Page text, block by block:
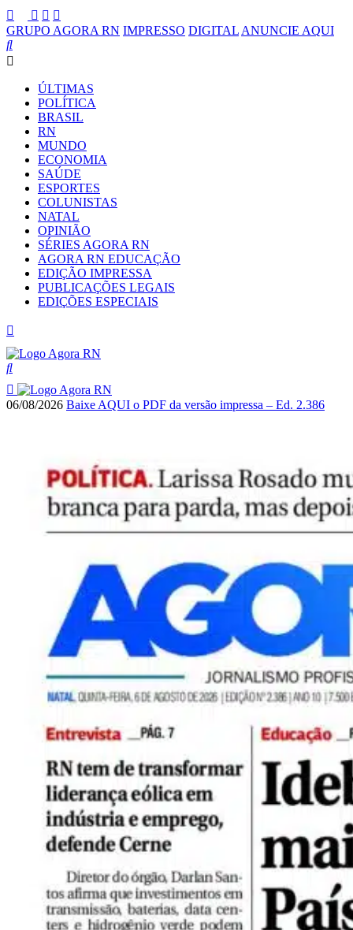
GRUPO AGORA RN IMPRESSO DIGITAL ANUNCIE AQUI
ÚLTIMAS
POLÍTICA
BRASIL
RN
MUNDO
ECONOMIA
SAÚDE
ESPORTES
COLUNISTAS
NATAL
OPINIÃO
SÉRIES AGORA RN
AGORA RN EDUCAÇÃO
EDIÇÃO IMPRESSA
PUBLICAÇÕES LEGAIS
EDIÇÕES ESPECIAIS
06/08/2026 Baixe AQUI o PDF da versão impressa – Ed. 2.386